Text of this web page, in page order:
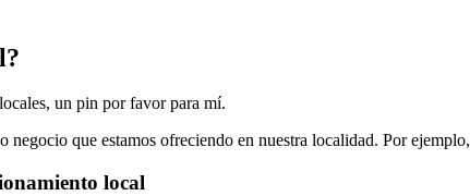
un pin por favor para mí.
que estamos ofreciendo en nuestra localidad. Por ejemplo,
local